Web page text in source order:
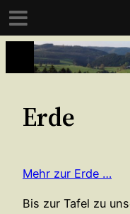
Inhalt
Erde
Mehr zur Erde …
Bis zur Tafel zu